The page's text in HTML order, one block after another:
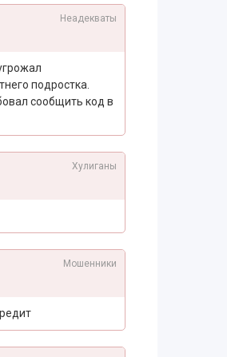
Неадекваты
подростка.
сообщить код в
Хулиганы
Мошенники